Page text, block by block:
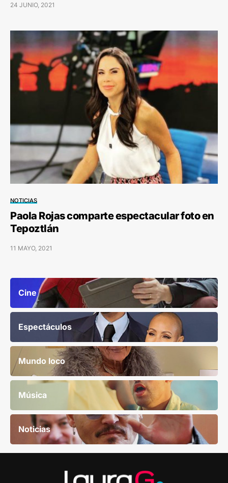
24 JUNIO, 2021
NOTICIAS
Paola Rojas comparte espectacular foto en
Tepoztlán
11 MAYO, 2021
Cine
Espectáculos
Mundo loco
Música
Noticias